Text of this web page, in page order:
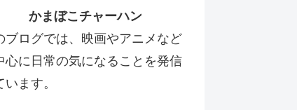
かまぼこチャーハン
ブログでは、映画やアニメなど
心に日常の気になることを発信
います。